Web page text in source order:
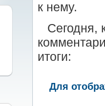
к нему.
Сегодня,
итоги:
Для